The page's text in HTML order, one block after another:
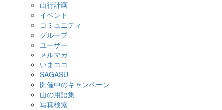
山行計画
イベント
コミュニティ
グループ
ユーザー
メルマガ
いまココ
SAGASU
開催中のキャンペーン
山の用語集
写真検索